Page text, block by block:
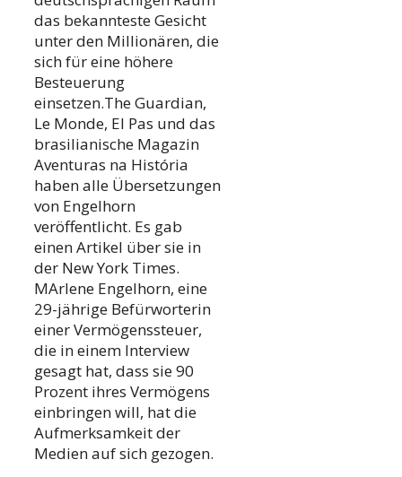
das bekannteste Gesicht
unter den Millionären, die
sich für eine höhere
Besteuerung
einsetzen.The Guardian,
Le Monde, El Pas und das
brasilianische Magazin
Aventuras na História
haben alle Übersetzungen
von Engelhorn
veröffentlicht. Es gab
einen Artikel über sie in
der New York Times.
MArlene Engelhorn, eine
29-jährige Befürworterin
einer Vermögenssteuer,
die in einem Interview
gesagt hat, dass sie 90
Prozent ihres Vermögens
einbringen will, hat die
Aufmerksamkeit der
Medien auf sich gezogen.